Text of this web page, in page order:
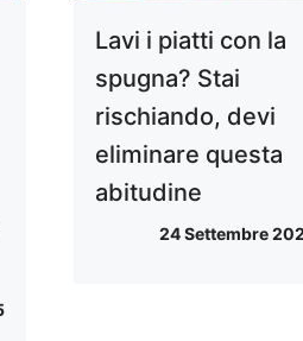
Lavi i piatti con la
spugna? Stai
rischiando, devi
eliminare questa
abitudine
24 Settembre